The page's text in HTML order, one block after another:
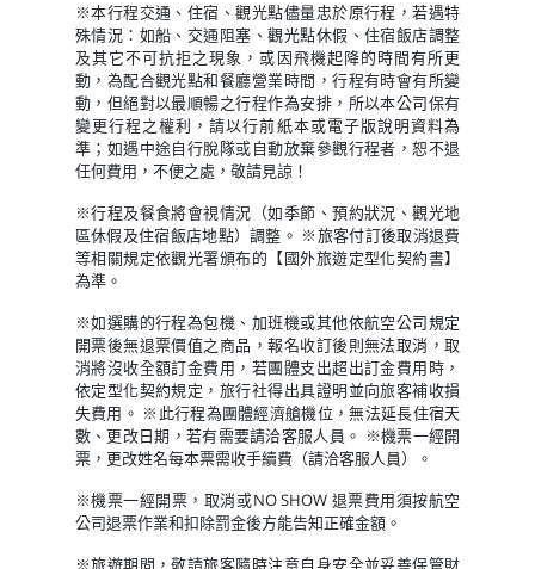
※本行程交通、住宿、觀光點儘量忠於原行程，若遇特
殊情況：如船、交通阻塞、觀光點休假、住宿飯店調整
及其它不可抗拒之現象，或因飛機起降的時間有所更
動，為配合觀光點和餐廳營業時間，行程有時會有所變
動，但絕對以最順暢之行程作為安排，所以本公司保有
變更行程之權利，請以行前紙本或電子版說明資料為
準；如遇中途自行脫隊或自動放棄參觀行程者，恕不退
任何費用，不便之處，敬請見諒！
※行程及餐食將會視情況（如季節、預約狀況、觀光地
區休假及住宿飯店地點）調整。 ※旅客付訂後取消退費
等相關規定依觀光署頒布的【國外旅遊定型化契約書】
為準。
※如選購的行程為包機、加班機或其他依航空公司規定
開票後無退票價值之商品，報名收訂後則無法取消，取
消將沒收全額訂金費用，若團體支出超出訂金費用時，
依定型化契約規定，旅行社得出具證明並向旅客補收損
失費用。 ※此行程為團體經濟艙機位，無法延長住宿天
數、更改日期，若有需要請洽客服人員。 ※機票一經開
票，更改姓名每本票需收手續費（請洽客服人員）。
※機票一經開票，取消或NO SHOW 退票費用須按航空
公司退票作業和扣除罰金後方能告知正確金額。